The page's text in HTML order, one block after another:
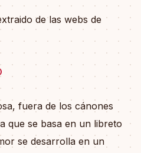
de las webs de
fuera de los cánones
que se basa en un libreto
se desarrolla en un